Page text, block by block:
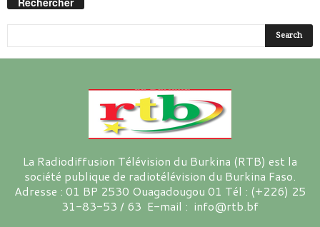
La Radiodiffusion Télévision du Burkina (RTB) est la
société publique de radiotélévision du Burkina Faso.
Adresse : 01 BP 2530 Ouagadougou 01 Tél : (+226) 25
31-83-53 / 63 E-mail : info@rtb.bf